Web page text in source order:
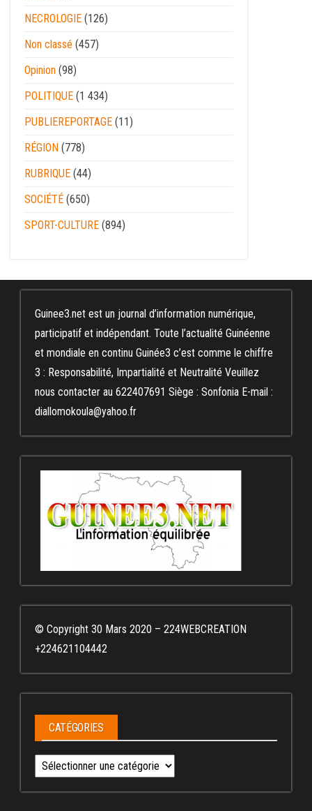
NECROLOGIE (126)
Non classé (457)
Opinion (98)
POLITIQUE (1 434)
PUBLIEREPORTAGE (11)
RÉGION (778)
RUBRIQUE (44)
SOCIÉTÉ (650)
SPORT-CULTURE (894)
Guinee3.net est un journal d’information numérique,
participatif et indépendant. Toute l’actualité Guinéenne
et mondiale en continu Guinée3 c’est comme le chiffre
3 : Responsabilité, Impartialité et Neutralité Veuillez
nous contacter au 622407691 Siège : Sonfonia E-mail :
diallomokoula@yahoo.fr
© Copyright 30 Mars 2020 – 224WEBCREATION
+224621104442
CATÉGORIES
Catégories